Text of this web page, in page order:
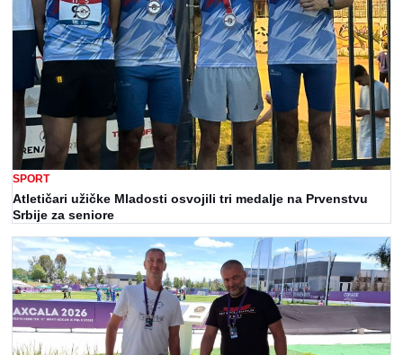
SPORT
Atletičari užičke Mladosti osvojili tri medalje na Prvenstvu
Srbije za seniore